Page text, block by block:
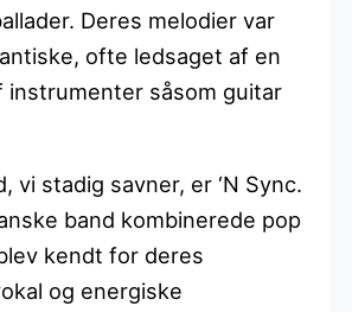
Deres melodier var
ofte ledsaget af en
såsom guitar
vi stadig savner, er ‘N Sync.
band kombinerede pop
kendt for deres
og energiske